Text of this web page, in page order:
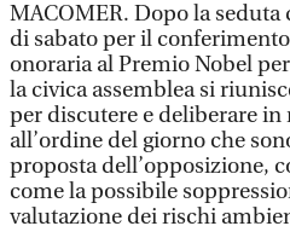
MACOMER. Dopo la
di sabato per il
onoraria al Premio Nobel
la civica assemblea si
per discutere e deliberare
all’ordine del giorno che
proposta dell’opposizione,
come la possibile
valutazione dei rischi